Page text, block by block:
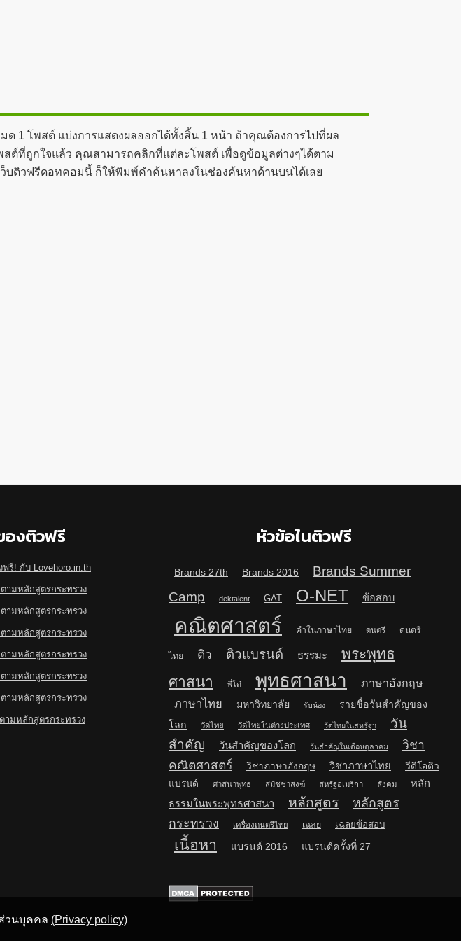
ด 1 โพสต์ แบ่งการแสดงผลออกได้ทั้งสิ้น 1 หน้า ถ้าคุณต้องการไปที่ผล
ที่ถูกใจแล้ว คุณสามารถคลิกที่แต่ละโพสต์ เพื่อดูข้อมูลต่างๆได้ตาม
ติวฟรีดอทคอมนี้ ก็ให้พิมพ์คำค้นหาลงในช่องค้นหาด้านบนได้เลย
องติวฟรี
รี! กับ Lovehoro.in.th
ามหลักสูตรกระทรวง
ามหลักสูตรกระทรวง
ามหลักสูตรกระทรวง
ามหลักสูตรกระทรวง
ามหลักสูตรกระทรวง
ามหลักสูตรกระทรวง
ามหลักสูตรกระทรวง
หัวข้อในติวฟรี
Brands 27th Brands 2016
Brands Summer
Camp
dektalent GAT O-NET ข้อสอบ
คณิตศาสตร์ คำในภาษาไทย ดนตรี ดนตรี
ไทย ติว ติวแบรนด์ ธรรมะ
พระพุทธ
ศาสนา
พี่โต๋ พุทธศาสนา ภาษาอังกฤษ
ภาษาไทย มหาวิทยาลัย รับน้อง
รายชื่อวันสำคัญของ
โลก
วัดไทย วัดไทยในต่างประเทศ วัดไทยในสหรัฐฯ
วัน
สำคัญ
วันสำคัญของโลก วันสำคัญในเดือนตุลาคม
วิชา
คณิตศาสตร์
วิชาภาษาอังกฤษ วิชาภาษาไทย
วีดีโอติว
แบรนด์
ศาสนาพุทธ สมัชชาสงฆ์ สหรัฐอเมริกา สังคม
หลัก
ธรรมในพระพุทธศาสนา
หลักสูตร
หลักสูตร
กระทรวง
เครื่องดนตรีไทย เฉลย เฉลยข้อสอบ
เนื้อหา แบรนด์ 2016 แบรนด์ครั้งที่ 27
วนบุคคล (Privacy policy)